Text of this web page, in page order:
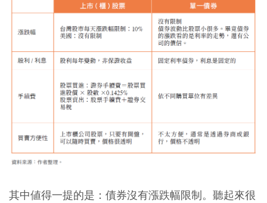
其中値得一提的是：債券沒有漲跌幅限制。聽起來很